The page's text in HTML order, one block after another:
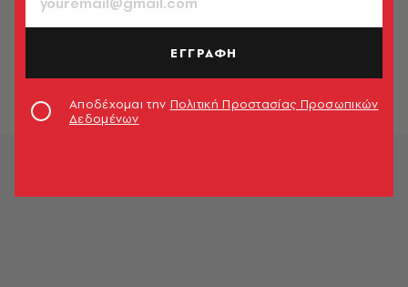
Fuel Pass 2: Υποβλήθηκαν πάνω από
δικαιούχοι
ΕΓΓΡΑΦΗ
Αποδέχομαι την Πολιτική Προστασίας Προσωπικών
Δεδομένων